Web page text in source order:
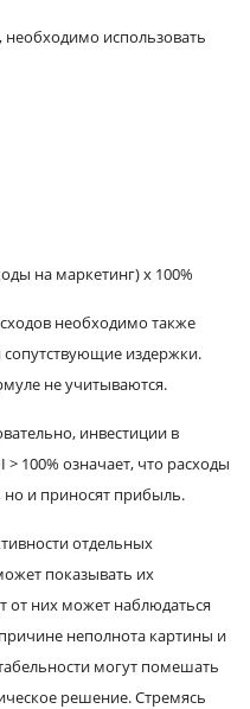
использовать
на маркетинг) х 100%
необходимо также
сопутствующие издержки.
не учитываются.
инвестиции в
100% означает, что расходы
но и приносят прибыль.
отдельных
показывать их
от них может наблюдаться
неполнота картины и
могут помешать
решение. Стремясь